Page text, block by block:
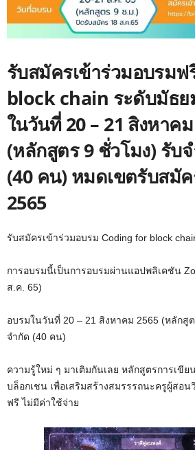
รับสมัครเข้าร่วมอบรม
block chain ระดับมัธ
ในวันที่ 20 – 21 สิงหาค
(หลักสูตร 9 ชั่วโมง) รับ
(40 คน) หมดเขตรับสมั
2565
รับสมัครเข้าร่วมอบรม Coding for block
การอบรมนี้เป็นการอบรมผ่านแอปพลิเคชัน
ส.ค. 65)
อบรมในวันที่ 20 – 21 สิงหาคม 2565 (หลักสู
จำกัด (40 คน)
ความรู้ใหม่ ๆ มาเติมกันเลย หลักสูตรการเขี
บล็อกเชน เพื่อเสริมสร้างสมรรรถนะครูผู้สอ
ฟรี ไม่มีค่าใช้จ่าย